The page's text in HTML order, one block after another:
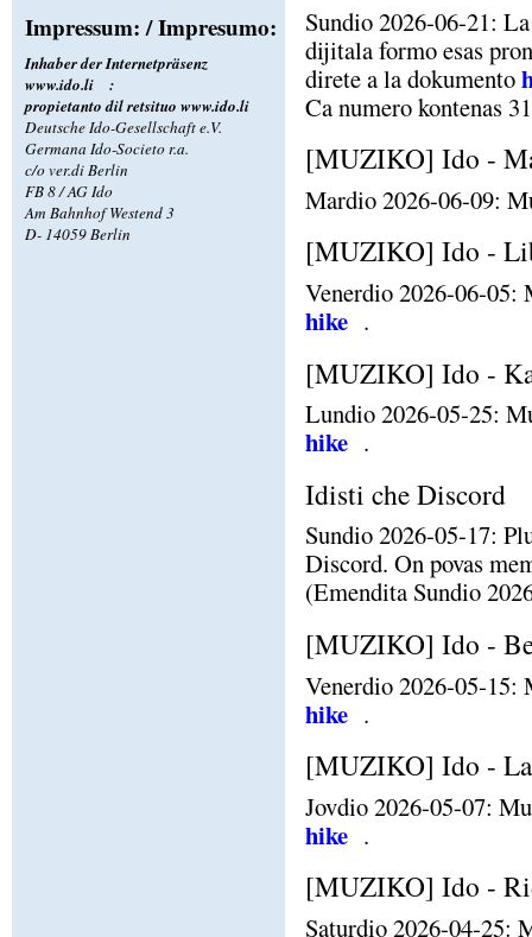
Impressum: / Impresumo:
Inhaber der Internetpräsenz
www.ido.li
:
propietanto dil retsituo www.ido.li
Deutsche Ido-Gesellschaft e.V.
Germana Ido-Societo r.a.
c/o ver.di Berlin
FB 8 / AG Ido
Am Bahnhof Westend 3
D- 14059 Berlin
Sundio 2026-06-21:
dijitala formo esas
direte a la dokumento
Ca numero kontenas
[MUZIKO] Ido -
Mardio 2026-06-09:
[MUZIKO] Ido -
Venerdio 2026-06-05:
hike .
[MUZIKO] Ido -
Lundio 2026-05-25:
hike .
Idisti che Discord
Sundio 2026-05-17:
Discord. On povas
(Emendita Sundio
[MUZIKO] Ido -
Venerdio 2026-05-15:
hike .
[MUZIKO] Ido - La
Jovdio 2026-05-07:
hike .
[MUZIKO] Ido -
Saturdio 2026-04-25: